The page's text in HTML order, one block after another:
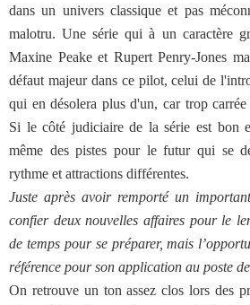
dans un univers classique et pas
malotru. Une série qui à un caractère
Maxine Peake et Rupert Penry-Jones
défaut majeur dans ce pilot, celui de
qui en désolera plus d'un, car trop
Si le côté judiciaire de la série est bon
même des pistes pour le futur qui se
rythme et attractions différentes.
Juste après avoir remporté un
confier deux nouvelles affaires pour le
de temps pour se préparer, mais
référence pour son application au poste
On retrouve un ton assez clos lors des